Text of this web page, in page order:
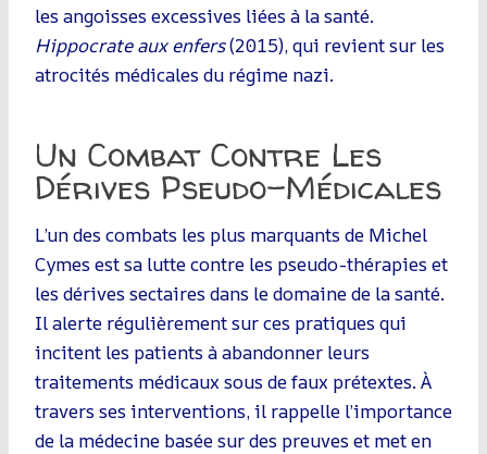
les angoisses excessives liées à la santé.
Hippocrate aux enfers(2015), qui revient sur les
atrocités médicales du régime nazi.
Un Combat Contre Les
Dérives Pseudo-Médicales
L’un des combats les plus marquants de Michel
Cymes est sa lutte contre les pseudo-thérapies et
les dérives sectaires dans le domaine de la santé.
Il alerte régulièrement sur ces pratiques qui
incitent les patients à abandonner leurs
traitements médicaux sous de faux prétextes. À
travers ses interventions, il rappelle l’importance
de la médecine basée sur des preuves et met en